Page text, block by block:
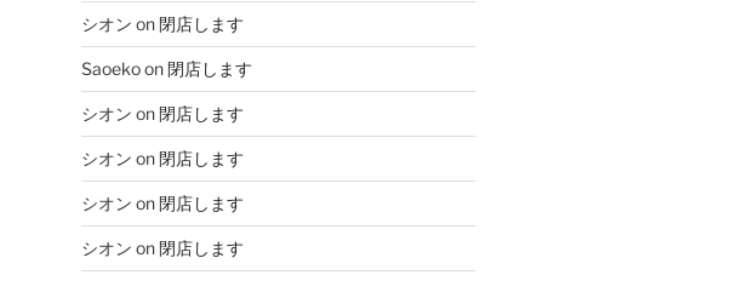
シオン on閉店します
Saoekoon閉店します
シオン on閉店します
シオン on閉店します
シオン on閉店します
シオン on閉店します